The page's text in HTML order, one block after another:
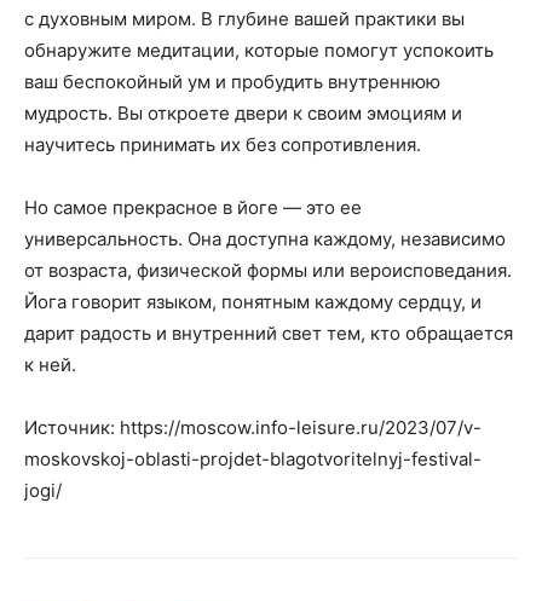
с духовным миром. В глубине вашей практики вы
обнаружите медитации, которые помогут успокоить
ваш беспокойный ум и пробудить внутреннюю
мудрость. Вы откроете двери к своим эмоциям и
научитесь принимать их без сопротивления.
Но самое прекрасное в йоге — это ее
универсальность. Она доступна каждому, независимо
от возраста, физической формы или вероисповедания.
Йога говорит языком, понятным каждому сердцу, и
дарит радость и внутренний свет тем, кто обращается
к ней.
Источник: https://moscow.info-leisure.ru/2023/07/v-
moskovskoj-oblasti-projdet-blagotvoritelnyj-festival-
jogi/